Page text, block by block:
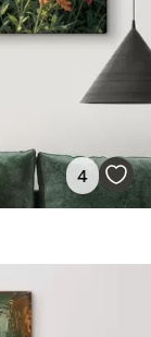
4